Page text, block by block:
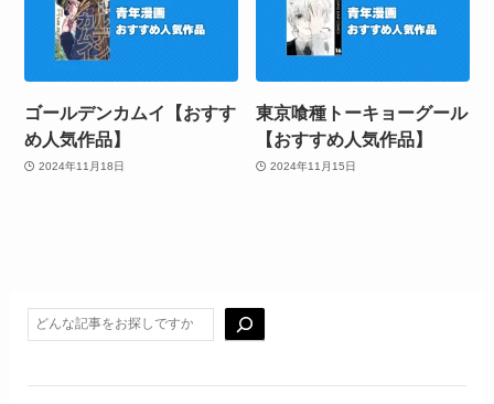
ゴールデンカムイ【おすす
め人気作品】
2024年11月18日
東京喰種トーキョーグール
【おすすめ人気作品】
2024年11月15日
検索